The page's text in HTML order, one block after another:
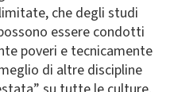
che degli studi
essere condotti
poveri e tecnicamente
di altre discipline